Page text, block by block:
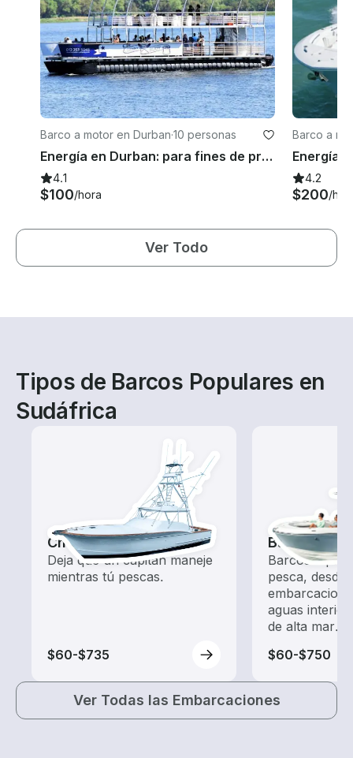
Barco a motor en Durban·10 personas
Energía en Durban: para fines de prueba
4.1
$100/hora
Barco a
urgo
4.2
$200/
Ver Todo
Tipos de Barcos Populares en
Sudáfrica
Chárteres de Pesca
Deja que un capitán maneje
mientras tú pescas.
$60-$735
Barcos de
Barcos
pesca, desde
aguas
de alta mar.
$60-$750
Ver Todas las Embarcaciones